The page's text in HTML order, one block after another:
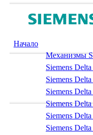
Начало
Механизмы
Siemens
Siemens
Siemens
Siemens
Siemens
Siemens